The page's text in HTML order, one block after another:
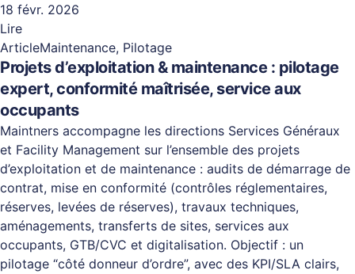
18 févr. 2026
Lire
ArticleMaintenance, Pilotage
Projets d’exploitation & maintenance : pilotage
expert, conformité maîtrisée, service aux
occupants
Maintners accompagne les directions Services Généraux
et Facility Management sur l’ensemble des projets
d’exploitation et de maintenance : audits de démarrage de
contrat, mise en conformité (contrôles réglementaires,
réserves, levées de réserves), travaux techniques,
aménagements, transferts de sites, services aux
occupants, GTB/CVC et digitalisation. Objectif : un
pilotage “côté donneur d’ordre”, avec des KPI/SLA clairs,